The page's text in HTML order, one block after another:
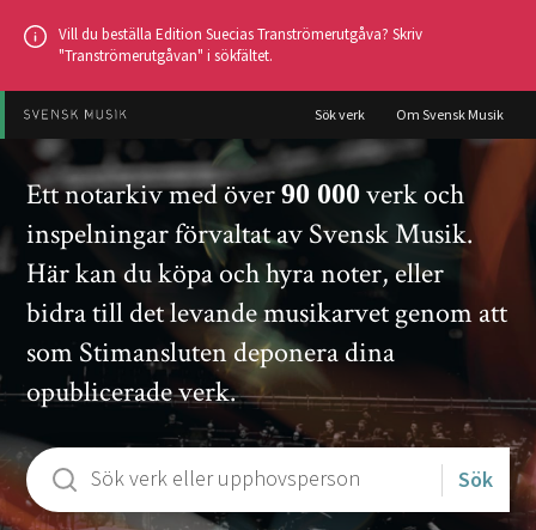
Hoppa
huvudinnehållet
Vill du beställa Edition Suecias Tranströmerutgåva? Skriv
"Tranströmerutgåvan" i sökfältet.
Sök verk Om Svensk Musik
Notarkivet
Ett notarkiv med över90 000 verk och
inspelningar förvaltat av Svensk Musik.
Här kan du köpa och hyra noter, eller
bidra till det levande musikarvet genom att
som Stimansluten deponera dina
opublicerade verk.
Ange
sökord